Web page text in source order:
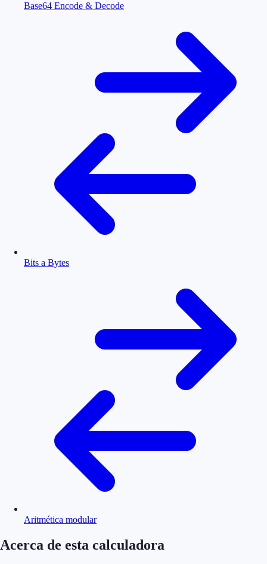
Base64 Encode & Decode
Bits a Bytes
Aritmética modular
Acerca de esta calculadora